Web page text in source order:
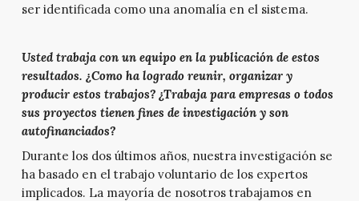
ser identificada como una anomalía en el sistema.
Usted trabaja con un equipo en la publicación de estos
resultados. ¿Como ha logrado reunir, organizar y
producir estos trabajos? ¿Trabaja para empresas o todos
sus proyectos tienen fines de investigación y son
autofinanciados?
Durante los dos últimos años, nuestra investigación se
ha basado en el trabajo voluntario de los expertos
implicados. La mayoría de nosotros trabajamos en